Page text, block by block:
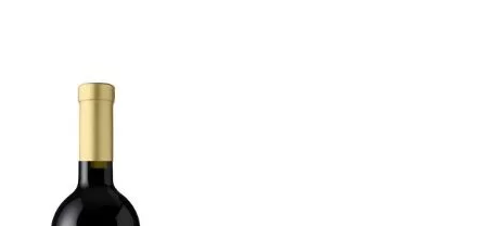
無添加 ジャム
オーガニックオイル
オリジナルギフト